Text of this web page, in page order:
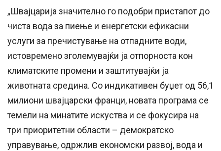
„Швајцарија значително го подобри пристапот до
чиста вода за пиење и енергетски ефикасни
услуги за пречистување на отпадните води,
истовремено зголемувајќи ја отпорноста кон
климатските промени и заштитувајќи ја
животната средина. Со индикативен буџет од 56,1
милиони швајцарски франци, новата програма се
темели на минатите искуства и се фокусира на
три приоритетни области – демократско
управување, одржлив економски развој, вода и